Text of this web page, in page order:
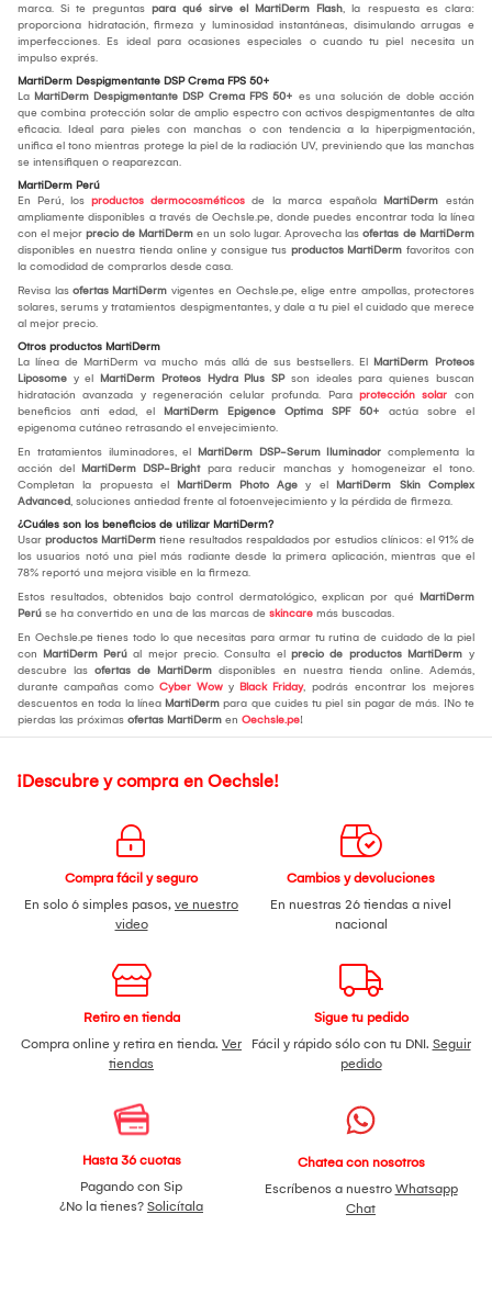
marca. Si te preguntas para qué sirve el MartiDerm Flash, la respuesta es clara:
proporciona hidratación, firmeza y luminosidad instantáneas, disimulando arrugas e
imperfecciones. Es ideal para ocasiones especiales o cuando tu piel necesita un
impulso exprés.
MartiDerm Despigmentante DSP Crema FPS 50+
La MartiDerm Despigmentante DSP Crema FPS 50+ es una solución de doble acción
que combina protección solar de amplio espectro con activos despigmentantes de alta
eficacia. Ideal para pieles con manchas o con tendencia a la hiperpigmentación,
unifica el tono mientras protege la piel de la radiación UV, previniendo que las manchas
se intensifiquen o reaparezcan.
MartiDerm Perú
En Perú, los productos dermocosméticos de la marca española MartiDerm están
ampliamente disponibles a través de Oechsle.pe, donde puedes encontrar toda la línea
con el mejor precio de MartiDerm en un solo lugar. Aprovecha las ofertas de MartiDerm
disponibles en nuestra tienda online y consigue tus productos MartiDerm favoritos con
la comodidad de comprarlos desde casa.
Revisa las ofertas MartiDerm vigentes en Oechsle.pe, elige entre ampollas, protectores
solares, serums y tratamientos despigmentantes, y dale a tu piel el cuidado que merece
al mejor precio.
Otros productos MartiDerm
La línea de MartiDerm va mucho más allá de sus bestsellers. El MartiDerm Proteos
Liposome y el MartiDerm Proteos Hydra Plus SPson ideales para quienes buscan
hidratación avanzada y regeneración celular profunda. Para protección solar con
beneficios anti edad, el MartiDerm Epigence Optima SPF 50+ actúa sobre el
epigenoma cutáneo retrasando el envejecimiento.
En tratamientos iluminadores, el MartiDerm DSP-Serum Iluminador complementa la
acción del MartiDerm DSP-Brightpara reducir manchas y homogeneizar el tono.
Completan la propuesta el MartiDerm Photo Age y el MartiDerm Skin Complex
Advanced, soluciones antiedad frente al fotoenvejecimiento y la pérdida de firmeza.
¿Cuáles son los beneficios de utilizar MartiDerm?
Usar productos MartiDerm tiene resultados respaldados por estudios clínicos: el 91% de
los usuarios notó una piel más radiante desde la primera aplicación, mientras que el
78% reportó una mejora visible en la firmeza.
Estos resultados, obtenidos bajo control dermatológico, explican por qué MartiDerm
Perú se ha convertido en una de las marcas de skincare más buscadas.
En Oechsle.pe tienes todo lo que necesitas para armar tu rutina de cuidado de la piel
con MartiDerm Perú al mejor precio. Consulta el precio de productos MartiDerm y
descubre las ofertas de MartiDerm disponibles en nuestra tienda online. Además,
durante campañas como Cyber Wow y Black Friday, podrás encontrar los mejores
descuentos en toda la línea MartiDerm para que cuides tu piel sin pagar de más. ¡No te
pierdas las próximas ofertas MartiDerm en Oechsle.pe!
¡Descubre y compra en Oechsle!
Compra fácil y seguro
En solo 6 simples pasos, ve nuestro
video
Cambios y devoluciones
En nuestras 26 tiendas a nivel
nacional
Retiro en tienda
Compra online y retira en tienda. Ver
tiendas
Sigue tu pedido
Fácil y rápido sólo con tu DNI. Seguir
pedido
Hasta 36 cuotas
Pagando con Sip
¿No la tienes? Solicítala
Chatea con nosotros
Escríbenos a nuestro Whatsapp
Chat